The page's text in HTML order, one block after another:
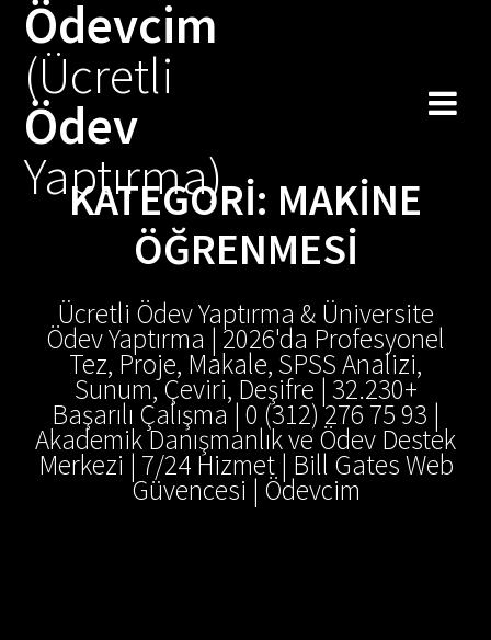
Ödevcim
(Ücretli
Ödev
Yaptırma)
KATEGORI: MAKINE
ÖĞRENMESI
Ücretli Ödev Yaptırma & Üniversite
Ödev Yaptırma | 2026'da Profesyonel
Tez, Proje, Makale, SPSS Analizi,
Sunum, Çeviri, Deşifre | 32.230+
Başarılı Çalışma | 0 (312) 276 75 93 |
Akademik Danışmanlık ve Ödev Destek
Merkezi | 7/24 Hizmet | Bill Gates Web
Güvencesi | Ödevcim